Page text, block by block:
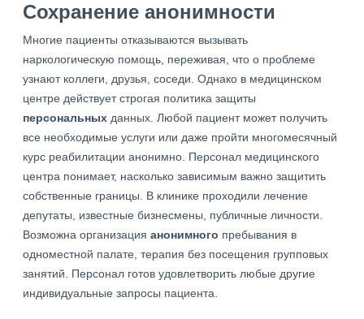
Сохранение анонимности
Многие пациенты отказываются вызывать
наркологическую помощь, переживая, что о проблеме
узнают коллеги, друзья, соседи. Однако в медицинском
центре действует строгая политика защиты
персональных данных. Любой пациент может получить
все необходимые услуги или даже пройти многомесячный
курс реабилитации анонимно. Персонал медицинского
центра понимает, насколько зависимым важно защитить
собственные границы. В клинике проходили лечение
депутаты, известные бизнесмены, публичные личности.
Возможна организация анонимного пребывания в
одноместной палате, терапия без посещения групповых
занятий. Персонал готов удовлетворить любые другие
индивидуальные запросы пациента.